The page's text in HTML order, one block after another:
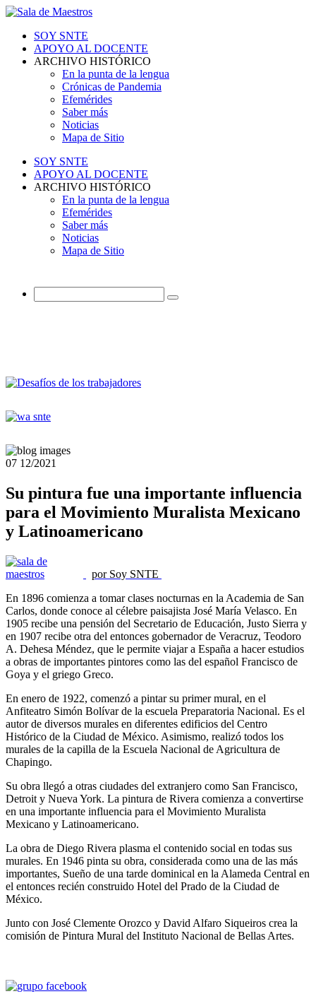
SOY SNTE
APOYO AL DOCENTE
ARCHIVO HISTÓRICO
En la punta de la lengua
Crónicas de Pandemia
Efemérides
Saber más
Noticias
Mapa de Sitio
SOY SNTE
APOYO AL DOCENTE
ARCHIVO HISTÓRICO
En la punta de la lengua
Efemérides
Saber más
Noticias
Mapa de Sitio
07 12/2021
Su pintura fue una importante influencia
para el Movimiento Muralista Mexicano
y Latinoamericano
por Soy SNTE
En 1896 comienza a tomar clases nocturnas en la Academia de San
Carlos, donde conoce al célebre paisajista José María Velasco. En
1905 recibe una pensión del Secretario de Educación, Justo Sierra y
en 1907 recibe otra del entonces gobernador de Veracruz, Teodoro
A. Dehesa Méndez, que le permite viajar a España a hacer estudios
a obras de importantes pintores como las del español Francisco de
Goya y el griego Greco.
En enero de 1922, comenzó a pintar su primer mural, en el
Anfiteatro Simón Bolívar de la escuela Preparatoria Nacional. Es el
autor de diversos murales en diferentes edificios del Centro
Histórico de la Ciudad de México. Asimismo, realizó todos los
murales de la capilla de la Escuela Nacional de Agricultura de
Chapingo.
Su obra llegó a otras ciudades del extranjero como San Francisco,
Detroit y Nueva York. La pintura de Rivera comienza a convertirse
en una importante influencia para el Movimiento Muralista
Mexicano y Latinoamericano.
La obra de Diego Rivera plasma el contenido social en todas sus
murales. En 1946 pinta su obra, considerada como una de las más
importantes, Sueño de una tarde dominical en la Alameda Central en
el entonces recién construido Hotel del Prado de la Ciudad de
México.
Junto con José Clemente Orozco y David Alfaro Siqueiros crea la
comisión de Pintura Mural del Instituto Nacional de Bellas Artes.